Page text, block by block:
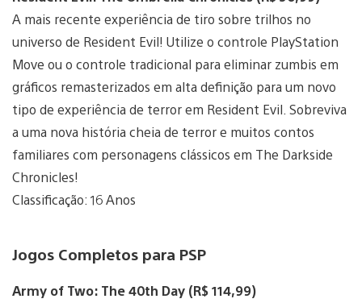
A mais recente experiência de tiro sobre trilhos no
universo de Resident Evil! Utilize o controle PlayStation
Move ou o controle tradicional para eliminar zumbis em
gráficos remasterizados em alta definição para um novo
tipo de experiência de terror em Resident Evil. Sobreviva
a uma nova história cheia de terror e muitos contos
familiares com personagens clássicos em The Darkside
Chronicles!
Classificação: 16 Anos
Jogos Completos para PSP
Army of Two: The 40th Day (R$ 114,99)